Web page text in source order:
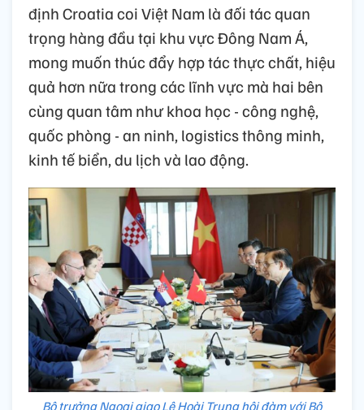
định Croatia coi Việt Nam là đối tác quan
trọng hàng đầu tại khu vực Đông Nam Á,
mong muốn thúc đẩy hợp tác thực chất, hiệu
quả hơn nữa trong các lĩnh vực mà hai bên
cùng quan tâm như khoa học - công nghệ,
quốc phòng - an ninh, logistics thông minh,
kinh tế biển, du lịch và lao động.
Bộ trưởng Ngoại giao Lê Hoài Trung hội đàm với Bộ